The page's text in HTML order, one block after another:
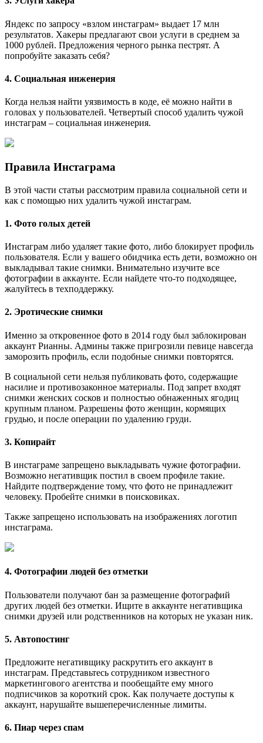
Яндекс по запросу «взлом инстаграм» выдает 17 млн
результатов. Хакеры предлагают свои услуги в среднем за
1000 рублей. Предложения черного рынка пестрят. А
попробуйте заказать себя?
4. Социальная инженерия
Когда нельзя найти уязвимость в коде, её можно найти в
головах у пользователей. Четвертый способ удалить чужой
инстаграм – социальная инженерия.
Правила Инстаграма
В этой части статьи рассмотрим правила социальной сети и
как с помощью них удалить чужой инстаграм.
1. Фото голых детей
Инстаграм либо удаляет такие фото, либо блокирует профиль
пользователя. Если у вашего обидчика есть дети, возможно он
выкладывал такие снимки. Внимательно изучите все
фотографии в аккаунте. Если найдете что-то подходящее,
жалуйтесь в техподдержку.
2. Эротические снимки
Именно за откровенное фото в 2014 году был заблокирован
аккаунт Рианны. Админы также пригрозили певице навсегда
заморозить профиль, если подобные снимки повторятся.
В социальной сети нельзя публиковать фото, содержащие
насилие и противозаконное материалы. Под запрет входят
снимки женских сосков и полностью обнаженных ягодиц
крупным планом. Разрешены фото женщин, кормящих
грудью, и после операции по удалению груди.
3. Копирайт
В инстаграме запрещено выкладывать чужие фотографии.
Возможно негативщик постил в своем профиле такие.
Найдите подтверждение тому, что фото не принадлежит
человеку. Пробейте снимки в поисковиках.
Также запрещено использовать на изображениях логотип
инстаграма.
4. Фотографии людей без отметки
Пользователи получают бан за размещение фотографий
других людей без отметки. Ищите в аккаунте негативщика
снимки друзей или родственников на которых не указан ник.
5. Автопостинг
Предложите негативщику раскрутить его аккаунт в
инстаграм. Представьтесь сотрудником известного
маркетингового агентства и пообещайте ему много
подписчиков за короткий срок. Как получаете доступы к
аккаунт, нарушайте вышеперечисленные лимиты.
6. Пиар через спам